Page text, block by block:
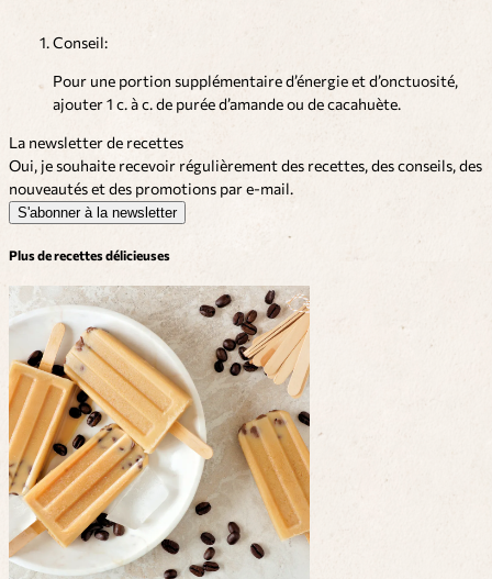
Conseil:
Pour une portion supplémentaire d’énergie et d’onctuosité,
ajouter 1 c. à c. de purée d’amande ou de cacahuète.
La newsletter de recettes
Oui, je souhaite recevoir régulièrement des recettes, des conseils, des
nouveautés et des promotions par e-mail.
S'abonner à la newsletter
Plus de recettes délicieuses